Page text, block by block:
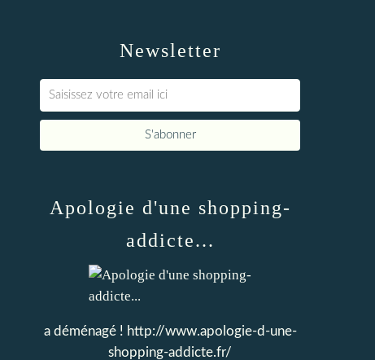
Newsletter
Apologie d'une shopping-
addicte...
a déménagé ! http://www.apologie-d-une-
shopping-addicte.fr/